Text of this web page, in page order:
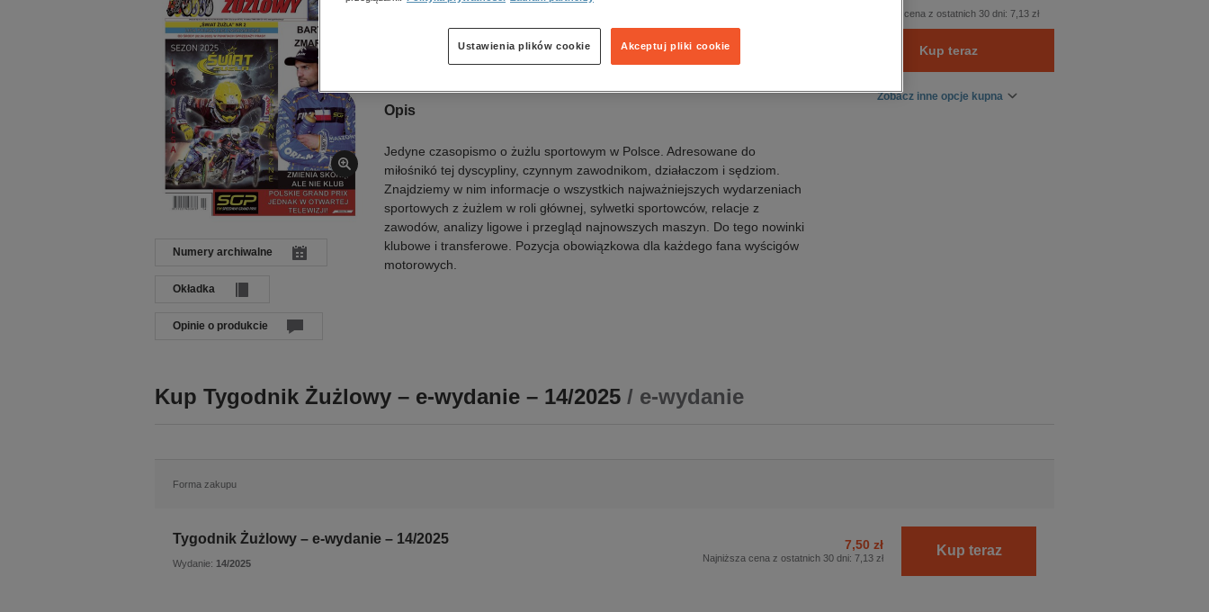
Numery archiwalne
Okładka
Opinie o produkcie
Data wydania:01.04.2025
Język publikacji:polski
Wydawnictwo Awa Press
1231 - 4013
Opis
Jedyne czasopismo o żużlu sportowym w Polsce. Adresowane do
miłośnikó tej dyscypliny, czynnym zawodnikom, działaczom i sędziom.
Znajdziemy w nim informacje o wszystkich najważniejszych wydarzeniach
sportowych z żużlem w roli głównej, sylwetki sportowców, relacje z
zawodów, analizy ligowe i przegląd najnowszych maszyn. Do tego nowinki
klubowe i transferowe. Pozycja obowiązkowa dla każdego fana wyścigów
motorowych.
Najniższa cena z ostatnich 30 dni: 7,13 zł
Kup teraz
Zobacz inne opcje kupna
Kup Tygodnik Żużlowy – e-wydanie – 14/2025 / e-wydanie
Forma zakupu
Tygodnik Żużlowy – e-wydanie – 14/2025
Wydanie: 14/2025
7,50 zł
Najniższa cena z ostatnich 30 dni: 7,13 zł Kup teraz
Akceptuj pliki cookie
Ustawienia plików cookie